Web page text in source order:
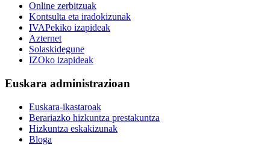
Online zerbitzuak
Kontsulta eta iradokizunak
IVAPekiko izapideak
Azternet
Solaskidegune
IZOko izapideak
Euskara administrazioan
Euskara-ikastaroak
Berariazko hizkuntza prestakuntza
Hizkuntza eskakizunak
Bloga